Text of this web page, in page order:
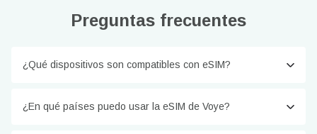
Preguntas frecuentes
¿Qué dispositivos son compatibles con eSIM?
¿En qué países puedo usar la eSIM de Voye?